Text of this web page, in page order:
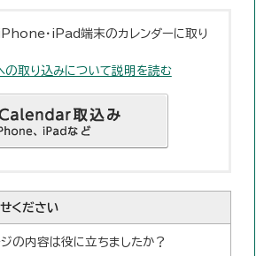
・iPad端末のカレンダーに取り
の取り込みについて説明を読む
ください
ジの内容は役に立ちましたか？